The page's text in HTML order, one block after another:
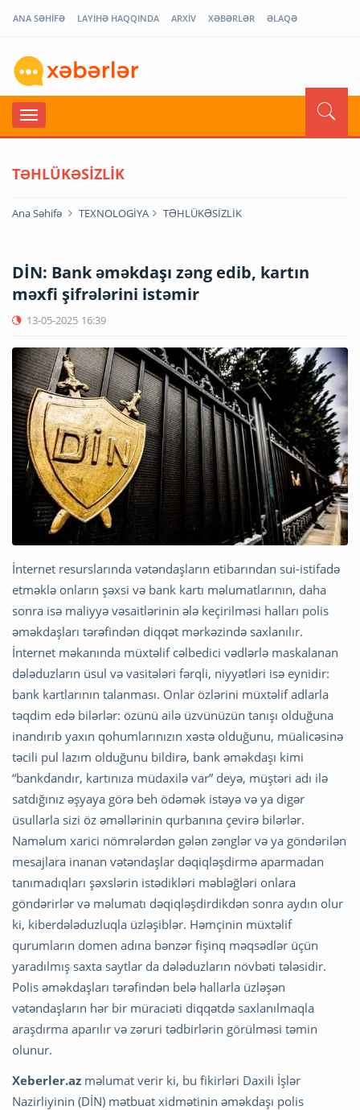
ANA SƏHİFƏ LAYİHƏ HAQQINDA ARXİV XƏBƏRLƏR ƏLAQƏ
TƏHLÜKƏSİZLİK
Ana Səhifə TEXNOLOGİYA TƏHLÜKƏSİZLİK
DİN: Bank əməkdaşı zəng edib, kartın
məxfi şifrələrini istəmir
13-05-2025 16:39
İnternet resurslarında vətəndaşların etibarından sui-istifadə
etməklə onların şəxsi və bank kartı məlumatlarının, daha
sonra isə maliyyə vəsaitlərinin ələ keçirilməsi halları polis
əməkdaşları tərəfindən diqqət mərkəzində saxlanılır.
İnternet məkanında müxtəlif cəlbedici vədlərlə maskalanan
dələduzların üsul və vasitələri fərqli, niyyətləri isə eynidir:
bank kartlarının talanması. Onlar özlərini müxtəlif adlarla
təqdim edə bilərlər: özünü ailə üzvünüzün tanışı olduğuna
inandırıb yaxın qohumlarınızın xəstə olduğunu, müalicəsinə
təcili pul lazım olduğunu bildirə, bank əməkdaşı kimi
“bankdandır, kartınıza müdaxilə var” deyə, müştəri adı ilə
satdığınız əşyaya görə beh ödəmək istəyə və ya digər
üsullarla sizi öz əməllərinin qurbanına çevirə bilərlər.
Naməlum xarici nömrələrdən gələn zənglər və ya göndərilən
mesajlara inanan vətəndaşlar dəqiqləşdirmə aparmadan
tanımadıqları şəxslərin istədikləri məbləğləri onlara
göndərirlər və məlumatı dəqiqləşdirdikdən sonra aydın olur
ki, kiberdələduzluqla üzləşiblər. Həmçinin müxtəlif
qurumların domen adına bənzər fişinq məqsədlər üçün
yaradılmış saxta saytlar da dələduzların növbəti tələsidir.
Polis əməkdaşları tərəfindən belə hallarla üzləşən
vətəndaşların hər bir müraciəti diqqətdə saxlanılmaqla
araşdırma aparılır və zəruri tədbirlərin görülməsi təmin
olunur.
Xeberler.az məlumat verir ki, bu fikirləri Daxili İşlər
Nazirliyinin (DİN) mətbuat xidmətinin əməkdaşı polis